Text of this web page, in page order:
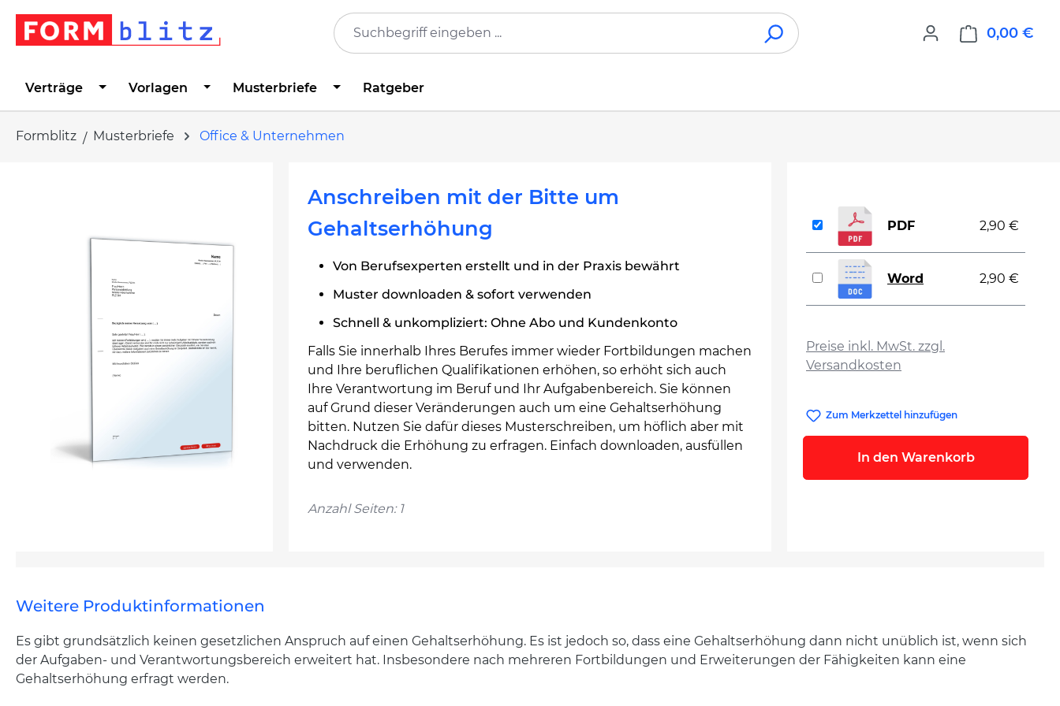
Zur Hauptnavigation springen
0,00 €
Verträge Vorlagen Musterbriefe Ratgeber
Formblitz Musterbriefe Office & Unternehmen
Anschreiben mit der Bitte um
Gehaltserhöhung
Von Berufsexperten erstellt und in der Praxis bewährt
Muster downloaden & sofort verwenden
Schnell & unkompliziert: Ohne Abo und Kundenkonto
Falls Sie innerhalb Ihres Berufes immer wieder Fortbildungen machen
und Ihre beruflichen Qualifikationen erhöhen, so erhöht sich auch
Ihre Verantwortung im Beruf und Ihr Aufgabenbereich. Sie können
auf Grund dieser Veränderungen auch um eine Gehaltserhöhung
bitten. Nutzen Sie dafür dieses Musterschreiben, um höflich aber mit
Nachdruck die Erhöhung zu erfragen. Einfach downloaden, ausfüllen
und verwenden.
Anzahl Seiten: 1
Preise inkl. MwSt. zzgl.
Versandkosten
PDF 2,90 €
Word 2,90 €
Zum Merkzettel hinzufügen
In den Warenkorb
Weitere Produktinformationen
Es gibt grundsätzlich keinen gesetzlichen Anspruch auf einen Gehaltserhöhung. Es ist jedoch so, dass eine Gehaltserhöhung dann nicht unüblich ist, wenn sich
der Aufgaben- und Verantwortungsbereich erweitert hat. Insbesondere nach mehreren Fortbildungen und Erweiterungen der Fähigkeiten kann eine
Gehaltserhöhung erfragt werden.